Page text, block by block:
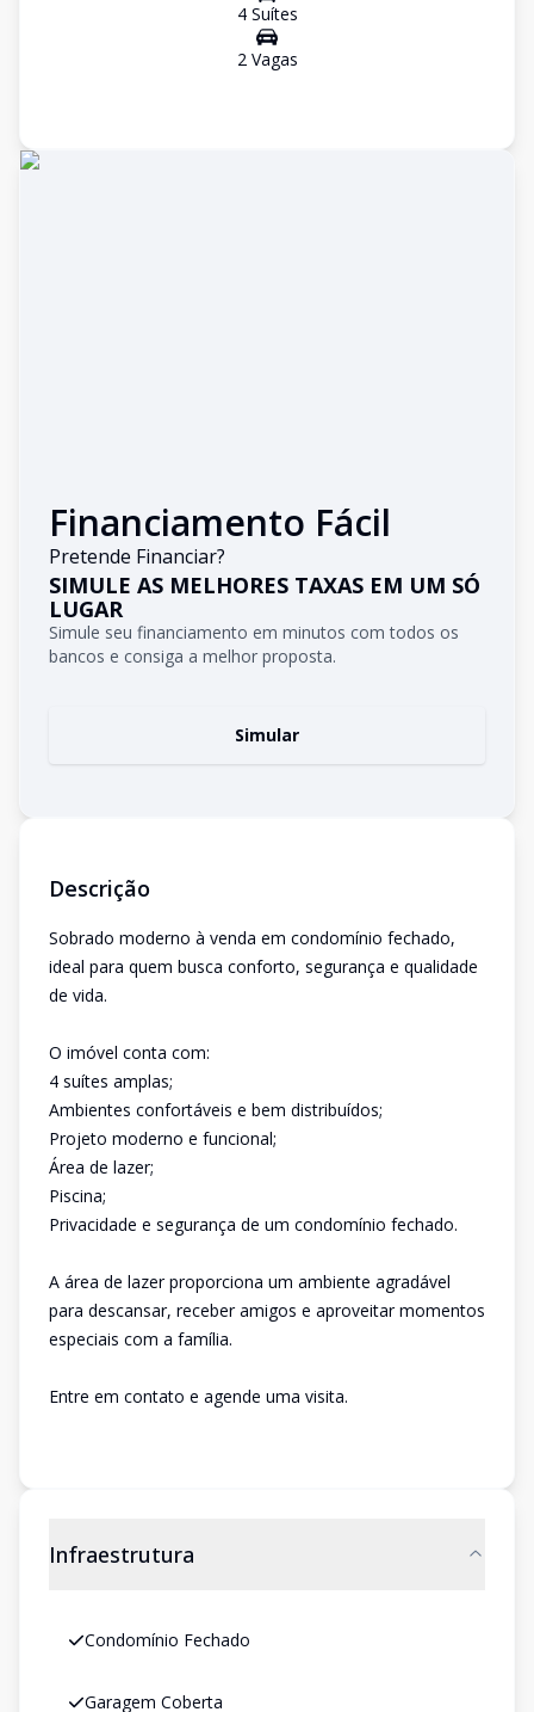
4Suítes
2Vagas
Financiamento Fácil
Pretende Financiar?
SIMULE AS MELHORES TAXAS EM UM SÓ
LUGAR
Simule seu financiamento em minutos com todos os
bancos e consiga a melhor proposta.
Simular
Descrição
Sobrado moderno à venda em condomínio fechado,
ideal para quem busca conforto, segurança e qualidade
de vida.
O imóvel conta com:
4 suítes amplas;
Ambientes confortáveis e bem distribuídos;
Projeto moderno e funcional;
Área de lazer;
Piscina;
Privacidade e segurança de um condomínio fechado.
A área de lazer proporciona um ambiente agradável
para descansar, receber amigos e aproveitar momentos
especiais com a família.
Entre em contato e agende uma visita.
Infraestrutura
Condomínio Fechado
Garagem Coberta